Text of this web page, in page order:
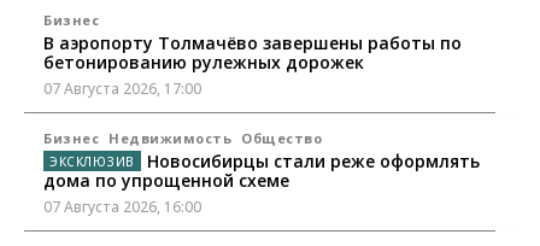
Бизнес
В аэропорту Толмачёво завершены работы по
бетонированию рулежных дорожек
07 Августа 2026, 17:00
Бизнес Недвижимость Общество
Новосибирцы стали реже оформлять
дома по упрощенной схеме
07 Августа 2026, 16:00